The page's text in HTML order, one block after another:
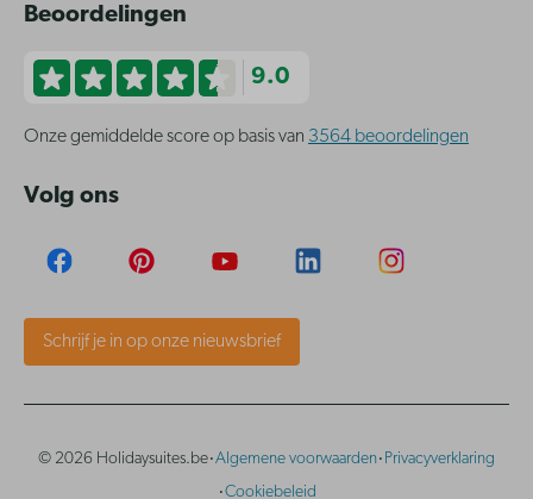
Beoordelingen
9.0
Onze gemiddelde score op basis van 3564 beoordelingen
Volg ons
Schrijf je in op onze nieuwsbrief
© 2026 Holidaysuites.be·Algemene voorwaarden· Privacyverklaring
·Cookiebeleid